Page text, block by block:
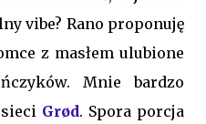
vibe? Rano proponuję
z masłem ulubione
Mnie bardzo
Grød. Spora porcja